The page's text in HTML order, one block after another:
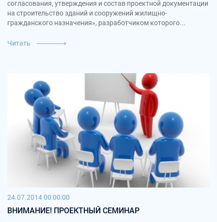
согласования, утверждения и состав проектной документации
на строительство зданий и сооружений жилищно-
гражданского назначения», разработчиком которого...
Читать
24.07.2014 00:00:00
ВНИМАНИЕ! ПРОЕКТНЫЙ СЕМИНАР